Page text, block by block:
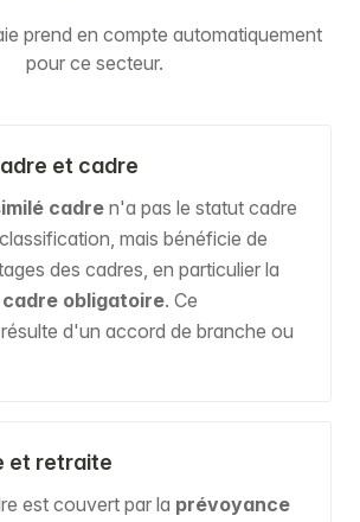
prend en compte automatiquement
pour ce secteur.
et cadre
cadre n'a pas le statut cadre
mais bénéficie de
des cadres, en particulier la
obligatoire. Ce
d'un accord de branche ou
et retraite
est couvert par la prévoyance